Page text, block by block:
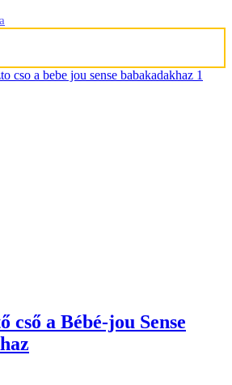
cső a Bébé-jou Sense